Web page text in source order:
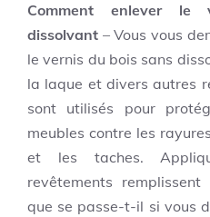
Comment enlever
dissolvant –Vous vous
le vernis du bois sans
la laque et divers autres
sont utilisés pour
meubles contre les
et les taches.
revêtements
que se passe-t-il si vous